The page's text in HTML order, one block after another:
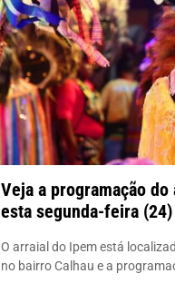
Veja a programação
esta segunda-feira (24)
O arraial do Ipem está
no bairro Calhau e a